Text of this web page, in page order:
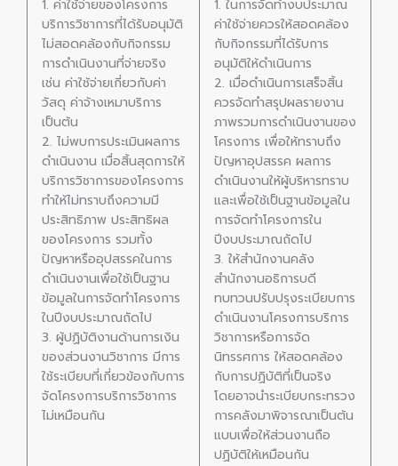
1. ค่าใช้จ่ายของโครงการ
บริการวิชาการที่ได้รับอนุมัติ
ไม่สอดคล้องกับกิจกรรม
การดำเนินงานที่จ่ายจริง
เช่น ค่าใช้จ่ายเกี่ยวกับค่า
วัสดุ ค่าจ้างเหมาบริการ
เป็นต้น
2. ไม่พบการประเมินผลการ
ดำเนินงาน เมื่อสิ้นสุดการให้
บริการวิชาการของโครงการ
ทำให้ไม่ทราบถึงความมี
ประสิทธิภาพ ประสิทธิผล
ของโครงการ รวมทั้ง
ปัญหาหรืออุปสรรคในการ
ดำเนินงานเพื่อใช้เป็นฐาน
ข้อมูลในการจัดทำโครงการ
ในปีงบประมาณถัดไป
3. ผู้ปฏิบัติงานด้านการเงิน
ของส่วนงานวิชาการ มีการ
ใช้ระเบียบที่เกี่ยวข้องกับการ
จัดโครงการบริการวิชาการ
ไม่เหมือนกัน
1. ในการจัดทำงบประมาณ
ค่าใช้จ่ายควรให้สอดคล้อง
กับกิจกรรมที่ได้รับการ
อนุมัติให้ดำเนินการ
2. เมื่อดำเนินการเสร็จสิ้น
ควรจัดทำสรุปผลรายงาน
ภาพรวมการดำเนินงานของ
โครงการ เพื่อให้ทราบถึง
ปัญหาอุปสรรค ผลการ
ดำเนินงานให้ผู้บริหารทราบ
และเพื่อใช้เป็นฐานข้อมูลใน
การจัดทำโครงการใน
ปีงบประมาณถัดไป
3. ให้สำนักงานคลัง
สำนักงานอธิการบดี
ทบทวนปรับปรุงระเบียบการ
ดำเนินงานโครงการบริการ
วิชาการหรือการจัด
นิทรรศการ ให้สอดคล้อง
กับการปฏิบัติที่เป็นจริง
โดยอาจนำระเบียบกระทรวง
การคลังมาพิจารณาเป็นต้น
แบบเพื่อให้ส่วนงานถือ
ปฏิบัติให้เหมือนกัน